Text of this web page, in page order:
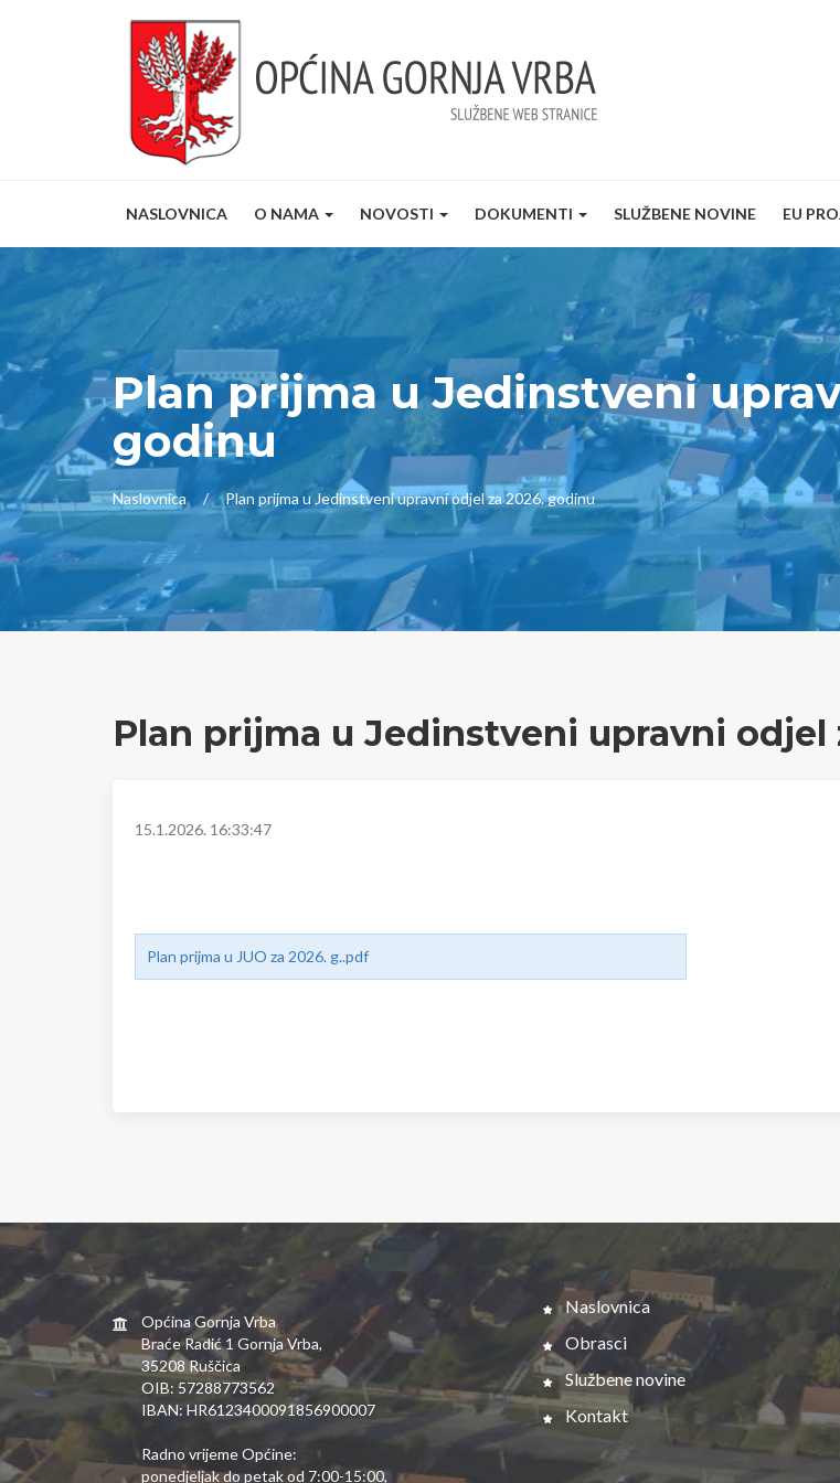
NASLOVNICA O NAMA NOVOSTI DOKUMENTI SLUŽBENE NOVINE EU
Plan prijma u Jedinstveni
godinu
Naslovnica Plan prijma u Jedinstveni upravni odjel za 2026. godinu
Plan prijma u Jedinstveni upravni odjel
15.1.2026. 16:33:47
Plan prijma u JUO za 2026. g..pdf
Općina Gornja Vrba
Braće Radić 1 Gornja Vrba,
35208 Ruščica
OIB: 57288773562
IBAN: HR6123400091856900007
Radno vrijeme Općine:
ponedjeljak do petak od 7:00-15:00,
Naslovnica
Obrasci
Službene novine
Kontakt